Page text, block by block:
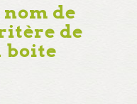
de
de
boite